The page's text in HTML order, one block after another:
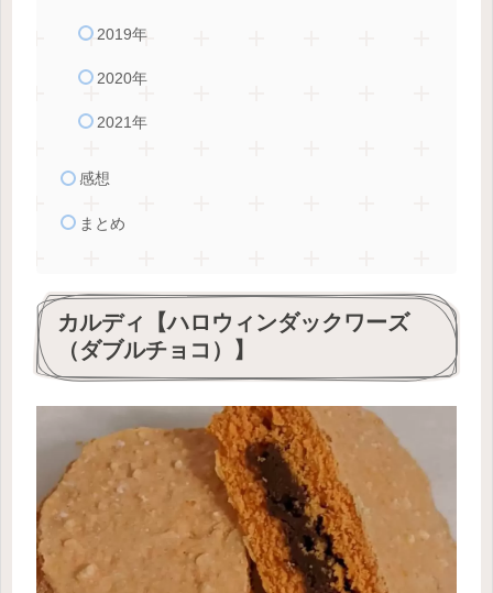
2019年
2020年
2021年
感想
まとめ
カルディ【ハロウィンダックワーズ
（ダブルチョコ）】